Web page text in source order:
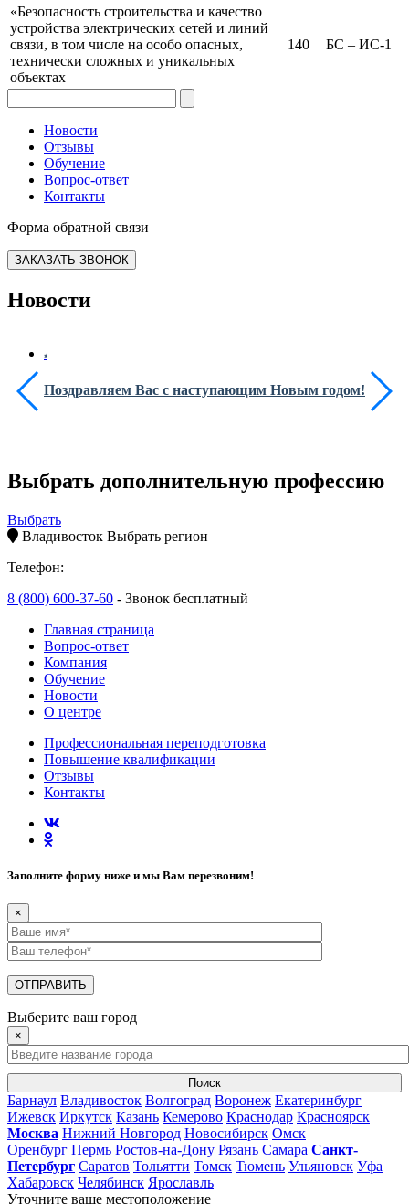
«Безопасность строительства и качество
устройства электрических сетей и линий
связи, в том числе на особо опасных,
технически сложных и уникальных
объектах
140 БС – ИС-1
Новости
Отзывы
Обучение
Вопрос-ответ
Контакты
Форма обратной связи
ЗАКАЗАТЬ ЗВОНОК
Новости
Поздравляем Вас с наступающим Новым годом!
Выбрать дополнительную профессию
Выбрать
Владивосток Выбрать регион
Телефон:
8 (800) 600-37-60 - Звонок бесплатный
Главная страница
Вопрос-ответ
Компания
Обучение
Новости
О центре
Профессиональная переподготовка
Повышение квалификации
Отзывы
Контакты
Заполните форму ниже и мы Вам перезвоним!
×
Выберите ваш город
×
Поиск
Барнаул Владивосток Волгоград Воронеж Екатеринбург
Ижевск Иркутск Казань Кемерово Краснодар Красноярск
Москва Нижний Новгород Новосибирск Омск
Оренбург Пермь Ростов-на-Дону Рязань Самара Санкт-
Петербург Саратов Тольятти Томск Тюмень Ульяновск Уфа
Хабаровск Челябинск Ярославль
Уточните ваше местоположение